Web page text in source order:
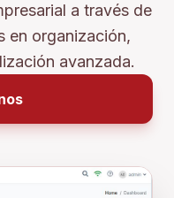
a través de
en organización,
avanzada.